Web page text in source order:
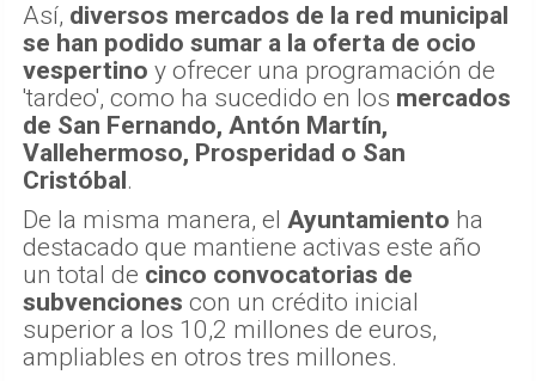
Así, diversos mercados de la red municipal
se han podido sumar a la oferta de ocio
vespertino y ofrecer una programación de
'tardeo', como ha sucedido en los mercados
de San Fernando, Antón Martín,
Vallehermoso, Prosperidad o San
Cristóbal.
De la misma manera, el Ayuntamiento ha
destacado que mantiene activas este año
un total de cinco convocatorias de
subvenciones con un crédito inicial
superior a los 10,2 millones de euros,
ampliables en otros tres millones.